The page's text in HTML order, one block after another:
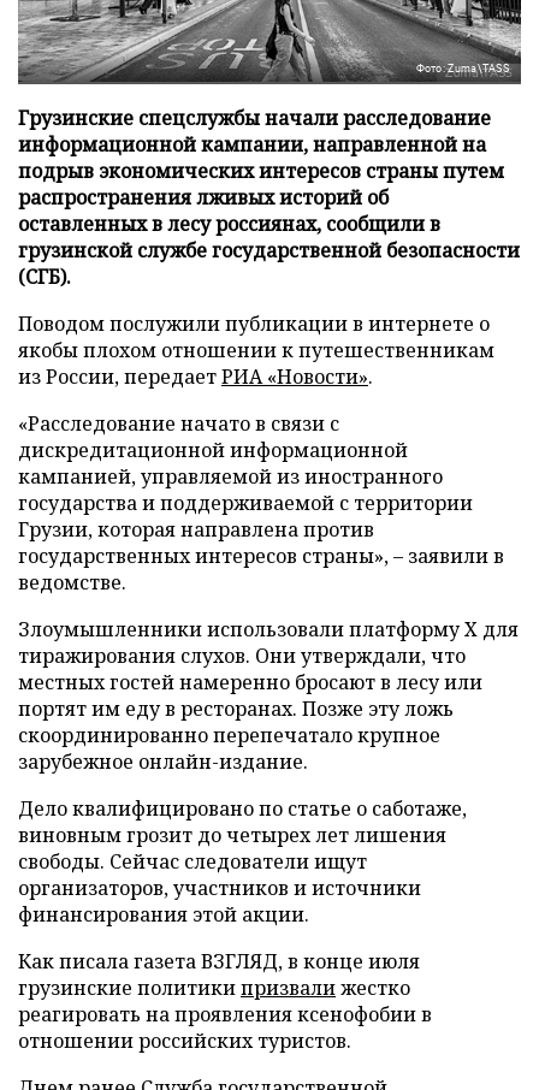
Фото: Zuma\TASS
Грузинские спецслужбы начали расследование
информационной кампании, направленной на
подрыв экономических интересов страны путем
распространения лживых историй об
оставленных в лесу россиянах, сообщили в
грузинской службе государственной безопасности
(СГБ).
Поводом послужили публикации в интернете о
якобы плохом отношении к путешественникам
из России, передаетРИА «Новости».
«Расследование начато в связи с
дискредитационной информационной
кампанией, управляемой из иностранного
государства и поддерживаемой с территории
Грузии, которая направлена против
государственных интересов страны», – заявили в
ведомстве.
Злоумышленники использовали платформу X для
тиражирования слухов. Они утверждали, что
местных гостей намеренно бросают в лесу или
портят им еду в ресторанах. Позже эту ложь
скоординированно перепечатало крупное
зарубежное онлайн-издание.
Дело квалифицировано по статье о саботаже,
виновным грозит до четырех лет лишения
свободы. Сейчас следователи ищут
организаторов, участников и источники
финансирования этой акции.
Как писала газета ВЗГЛЯД, в конце июля
грузинские политикипризвалижестко
реагировать на проявления ксенофобии в
отношении российских туристов.